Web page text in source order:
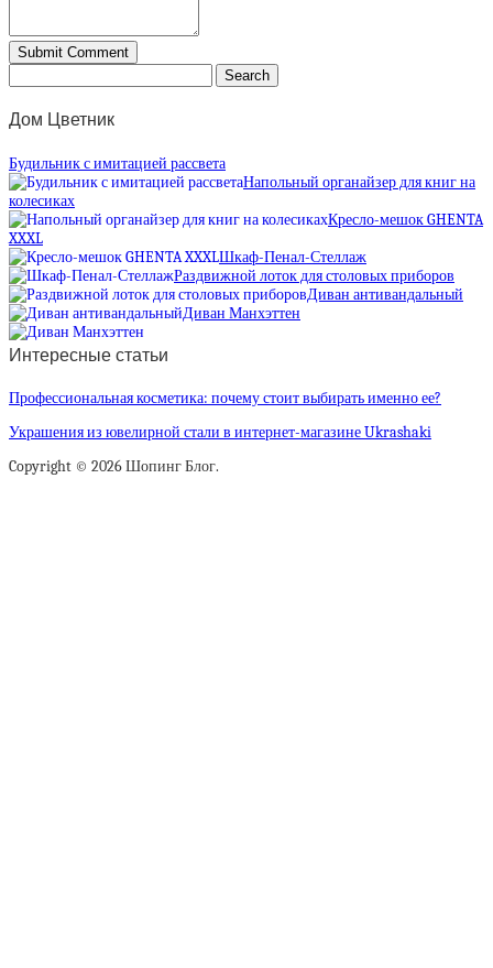
Дом Цветник
Будильник с имитацией рассвета
Напольный органайзер для книг на
колесиках
Кресло-мешок GHENTA
XXXL
Шкаф-Пенал-Стеллаж
Раздвижной лоток для столовых приборов
Диван антивандальный
Диван Манхэттен
Интересные статьи
Профессиональная косметика: почему стоит выбирать именно ее?
Украшения из ювелирной стали в интернет-магазине Ukrashaki
Copyright © 2026 Шопинг Блог.